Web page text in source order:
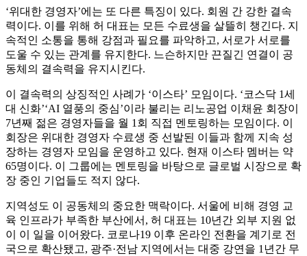
‘위대한 경영자’에는 또 다른 특징이 있다. 회원 간 강한 결속
력이다. 이를 위해 허 대표는 모든 수료생을 살뜰히 챙긴다. 지
속적인 소통을 통해 강점과 필요를 파악하고, 서로가 서로를
도울 수 있는 관계를 유지한다. 느슨하지만 끈질긴 연결이 공
동체의 결속력을 유지시킨다.
이 결속력의 상징적인 사례가 ‘이스타’ 모임이다. ‘코스닥 1세
대 신화’‘AI 열풍의 중심’이라 불리는 리노공업 이채윤 회장이
7년째 젊은 경영자들을 월 1회 직접 멘토링하는 모임이다. 이
회장은 위대한 경영자 수료생 중 선발된 이들과 함께 지속 성
장하는 경영자 모임을 운영하고 있다. 현재 이스타 멤버는 약
65명이다. 이 그룹에는 멘토링을 바탕으로 글로벌 시장으로 확
장 중인 기업들도 적지 않다.
지역성도 이 공동체의 중요한 맥락이다. 서울에 비해 경영 교
육 인프라가 부족한 부산에서, 허 대표는 10년간 외부 지원 없
이 이 일을 이어왔다. 코로나19 이후 온라인 전환을 계기로 전
국으로 확산됐고, 광주·전남 지역에서는 대중 강연을 1년간 무